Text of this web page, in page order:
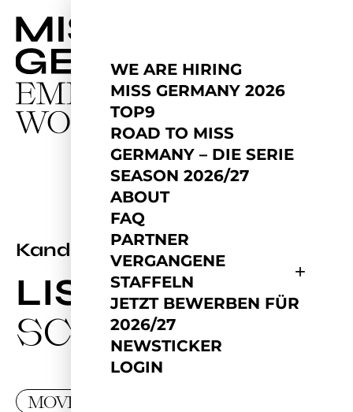
WE ARE HIRING
MISS GERMANY 2026
TOP9
ROAD TO MISS
GERMANY – DIE SERIE
SEASON 2026/27
ABOUT
FAQ
PARTNER
VERGANGENE
STAFFELN
JETZT BEWERBEN FÜR
2026/27
NEWSTICKER
LOGIN
Kandidatin2026
LISA
SCHMID
MOVER